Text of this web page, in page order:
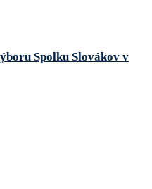
Spolku Slovákov v